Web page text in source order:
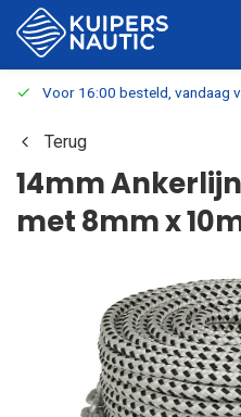
Voor 16:00 besteld, vandaag
Terug
14mm
met 8mm x